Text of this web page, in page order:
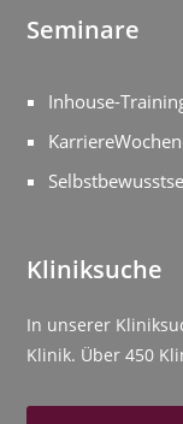
Seminare
Inhouse-
Kliniksuche
In unserer
Klinik. Über 450